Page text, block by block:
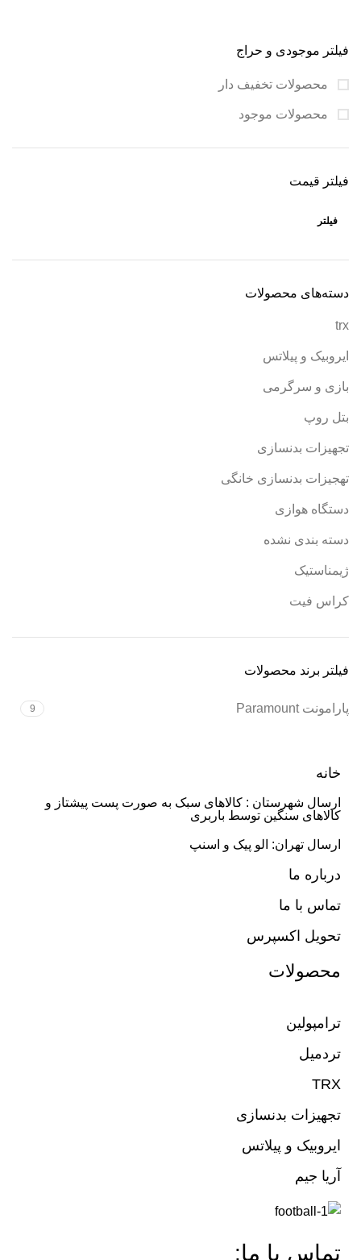
فیلتر موجودی و حراج
محصولات تخفیف دار
محصولات موجود
فیلتر قیمت
فیلتر
دسته‌های محصولات
trx
ایروبیک و پیلاتس
بازی و سرگرمی
بتل روپ
تجهیزات بدنسازی
تهجیزات بدنسازی خانگی
دستگاه هوازی
دسته بندی نشده
ژیمناستیک
کراس فیت
فیلتر برند محصولات
پارامونت Paramount 9
خانه
ارسال شهرستان : کالاهای سبک به صورت پست پیشتاز و
کالاهای سنگین توسط باربری
ارسال تهران: الو پیک و اسنپ
درباره ما
تماس با ما
تحویل اکسپرس
محصولات
ترامپولین
تردمیل
TRX
تجهیزات بدنسازی
ایروبیک و پیلاتس
آریا جیم
تماس با ما: